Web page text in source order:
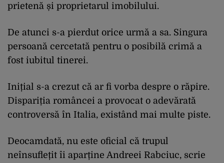
prietenă și proprietarul imobilului.
De atunci s-a pierdut orice urmă a sa. Singura
persoană cercetată pentru o posibilă crimă a
fost iubitul tinerei.
Inițial s-a crezut că ar fi vorba despre o răpire.
Dispariția româncei a provocat o adevărată
controversă în Italia, existând mai multe piste.
Deocamdată, nu este oficial că trupul
neînsuflețit îi aparține Andreei Rabciuc, scrie